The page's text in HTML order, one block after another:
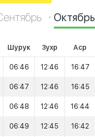
Октябрь
Шурук Зухр Аср
06:46 12:46 16:47
06:47 12:46 16:45
06:48 12:46 16:44
06:49 12:45 16:42